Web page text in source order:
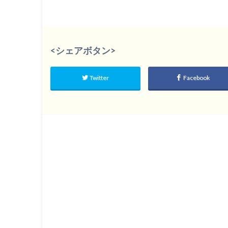
<シェアボタン>
Twitter Facebook